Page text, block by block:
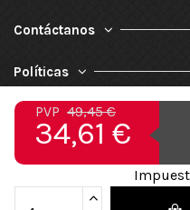
PVP 49,45 €
34,61 €
Contáctanos
Políticas
Nuestra Empresa